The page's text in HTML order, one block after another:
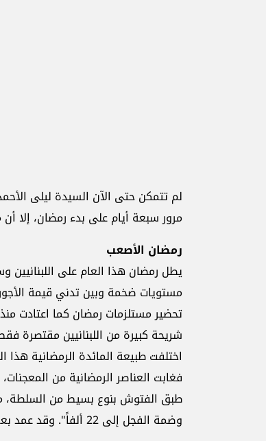
لم تتمكن حتى الآن السيدة ليلى
مرور سبعة أيام على بدء رمضان، إلا
رمضان الأصعب
يطل رمضان هذا العام على
مستويات ضخمة وبين تدني قيمة
شريحة كبيرة من اللبنانيين مقتصرة
اختلفت طبيعة المائدة الرمضانية
فغابت العناصر الرمضانية من
وضمة الفجل إلى 22 ألفاً". وقد عمد بعض الباعة إلى بيع الفجل بالحبة وليس كباقة، وكذلك باقي الخضر.